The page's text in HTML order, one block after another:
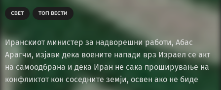
СВЕТ ТОП ВЕСТИ
Иранскиот министер за надворешни работи, Абас
Арагчи, изјави дека воените напади врз Израел се акт
на самоодбрана и дека Иран не сака проширување на
конфликтот кон соседните земји, освен ако не биде